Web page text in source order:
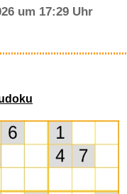
um 17:29 Uhr